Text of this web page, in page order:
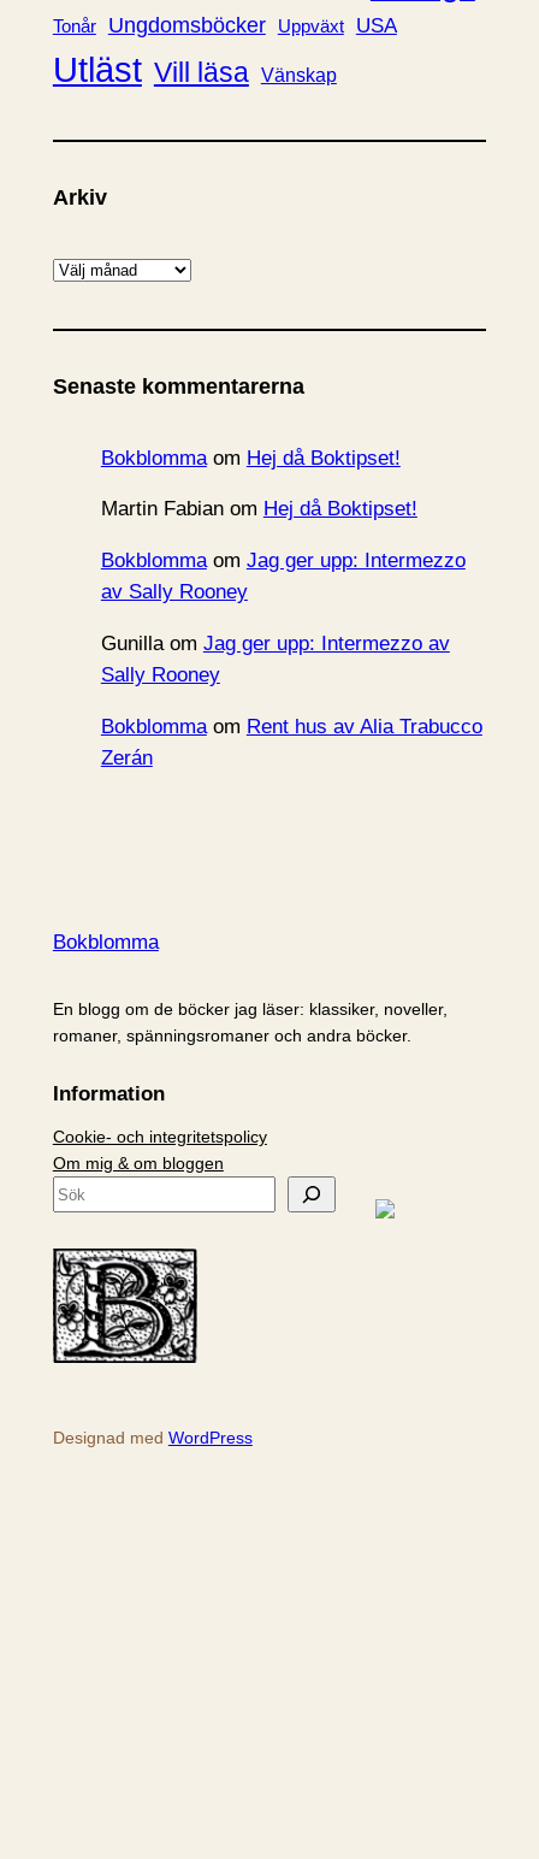
Tonår Ungdomsböcker Uppväxt USA
Utläst Vill läsa Vänskap
Arkiv
A
k
v
Senaste kommentarerna
Bokblommaom Hej då Boktipset!
Martin Fabianom Hej då Boktipset!
Bokblommaom Jag ger upp: Intermezzo
av Sally Rooney
Gunillaom Jag ger upp: Intermezzo av
Sally Rooney
Bokblommaom Rent hus av Alia Trabucco
Zerán
Bokblomma
En blogg om de böcker jag läser: klassiker, noveller,
romaner, spänningsromaner och andra böcker.
Information
Cookie- och integritetspolicy
Om mig & om bloggen
S
k
Designad med WordPress